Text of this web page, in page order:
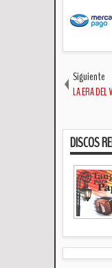
Siguiente
LA ERA DEL
DISCOS